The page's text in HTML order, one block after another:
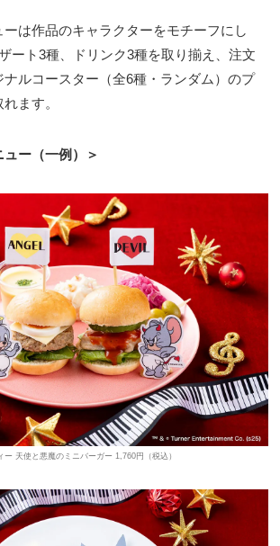
は作品のキャラクターをモチーフにし
ート3種、ドリンク3種を取り揃え、注文
ルコースター（全6種・ランダム）のプ
ます。
ー（一例）＞
ー 天使と悪魔のミニバーガー 1,760円（税込）